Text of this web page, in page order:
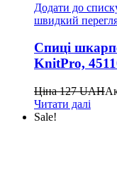
Додати до
швидкий
Спиці
KnitPro,
Ціна127UAH
Читати далі
Sale!